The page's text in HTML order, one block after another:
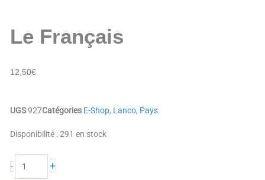
Le Français
12,50€
UGS927Catégories E-Shop, Lanco, Pays
Disponibilité : 291 en stock
-
quantité
Le
Français
+